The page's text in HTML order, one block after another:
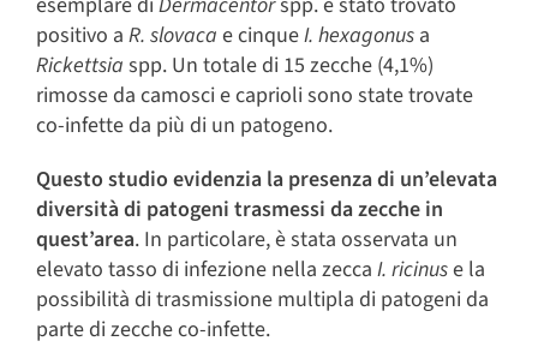
positivo a R. slovaca e cinqueI. hexagonus a
Rickettsia spp. Un totale di 15 zecche (4,1%)
rimosse da camosci e caprioli sono state trovate
co-infette da più di un patogeno.
Questo studio evidenzia la presenza di un’elevata
diversità di patogeni trasmessi da zecche in
quest’area. In particolare, è stata osservata un
elevato tasso di infezione nella zecca I. ricinuse la
possibilità di trasmissione multipla di patogeni da
parte di zecche co-infette.